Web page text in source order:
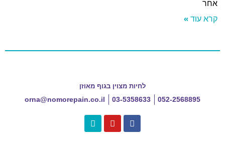
עוד »
לחיות מצוין בגוף מאוזן
052-2568895
03-5358633
orna@nomorepain.co.il